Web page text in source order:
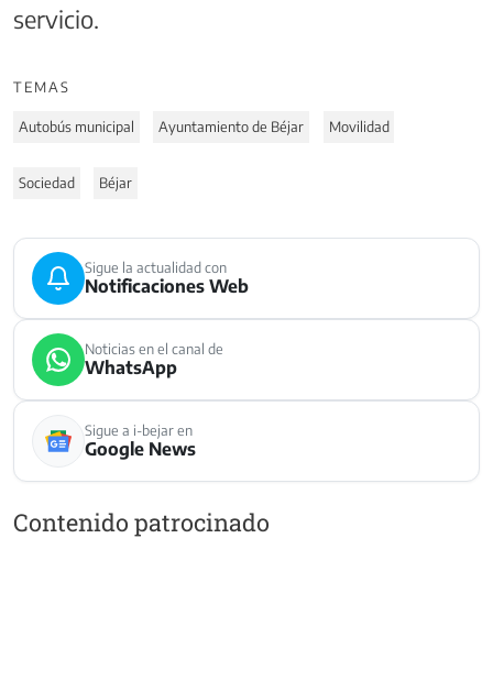
servicio.
TEMAS
Autobús municipal Ayuntamiento de Béjar Movilidad
Sociedad Béjar
Sigue la actualidad con
Notificaciones Web
Noticias en el canal de
WhatsApp
Sigue a i-bejar en
Google News
Contenido patrocinado